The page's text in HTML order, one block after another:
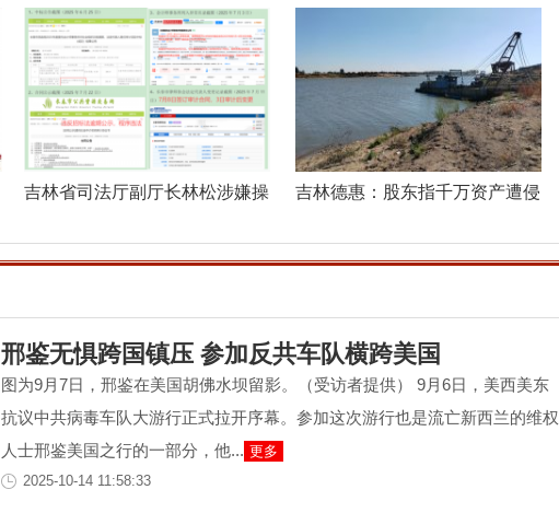
疗事故彻
吉林省司法厅副厅长林松涉嫌操 吉林德惠：股东指千万资产遭侵
邢鉴无惧跨国镇压 参加反共车队横跨美国
图为9月7日，邢鉴在美国胡佛水坝留影。（受访者提供） 9月6日，美西美东
抗议中共病毒车队大游行正式拉开序幕。参加这次游行也是流亡新西兰的维权
人士邢鉴美国之行的一部分，他... 更多
2025-10-14 11:58:33